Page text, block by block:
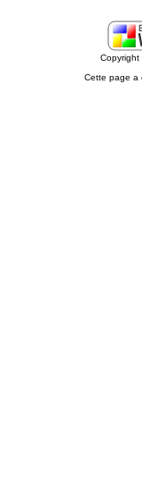
Cette page a